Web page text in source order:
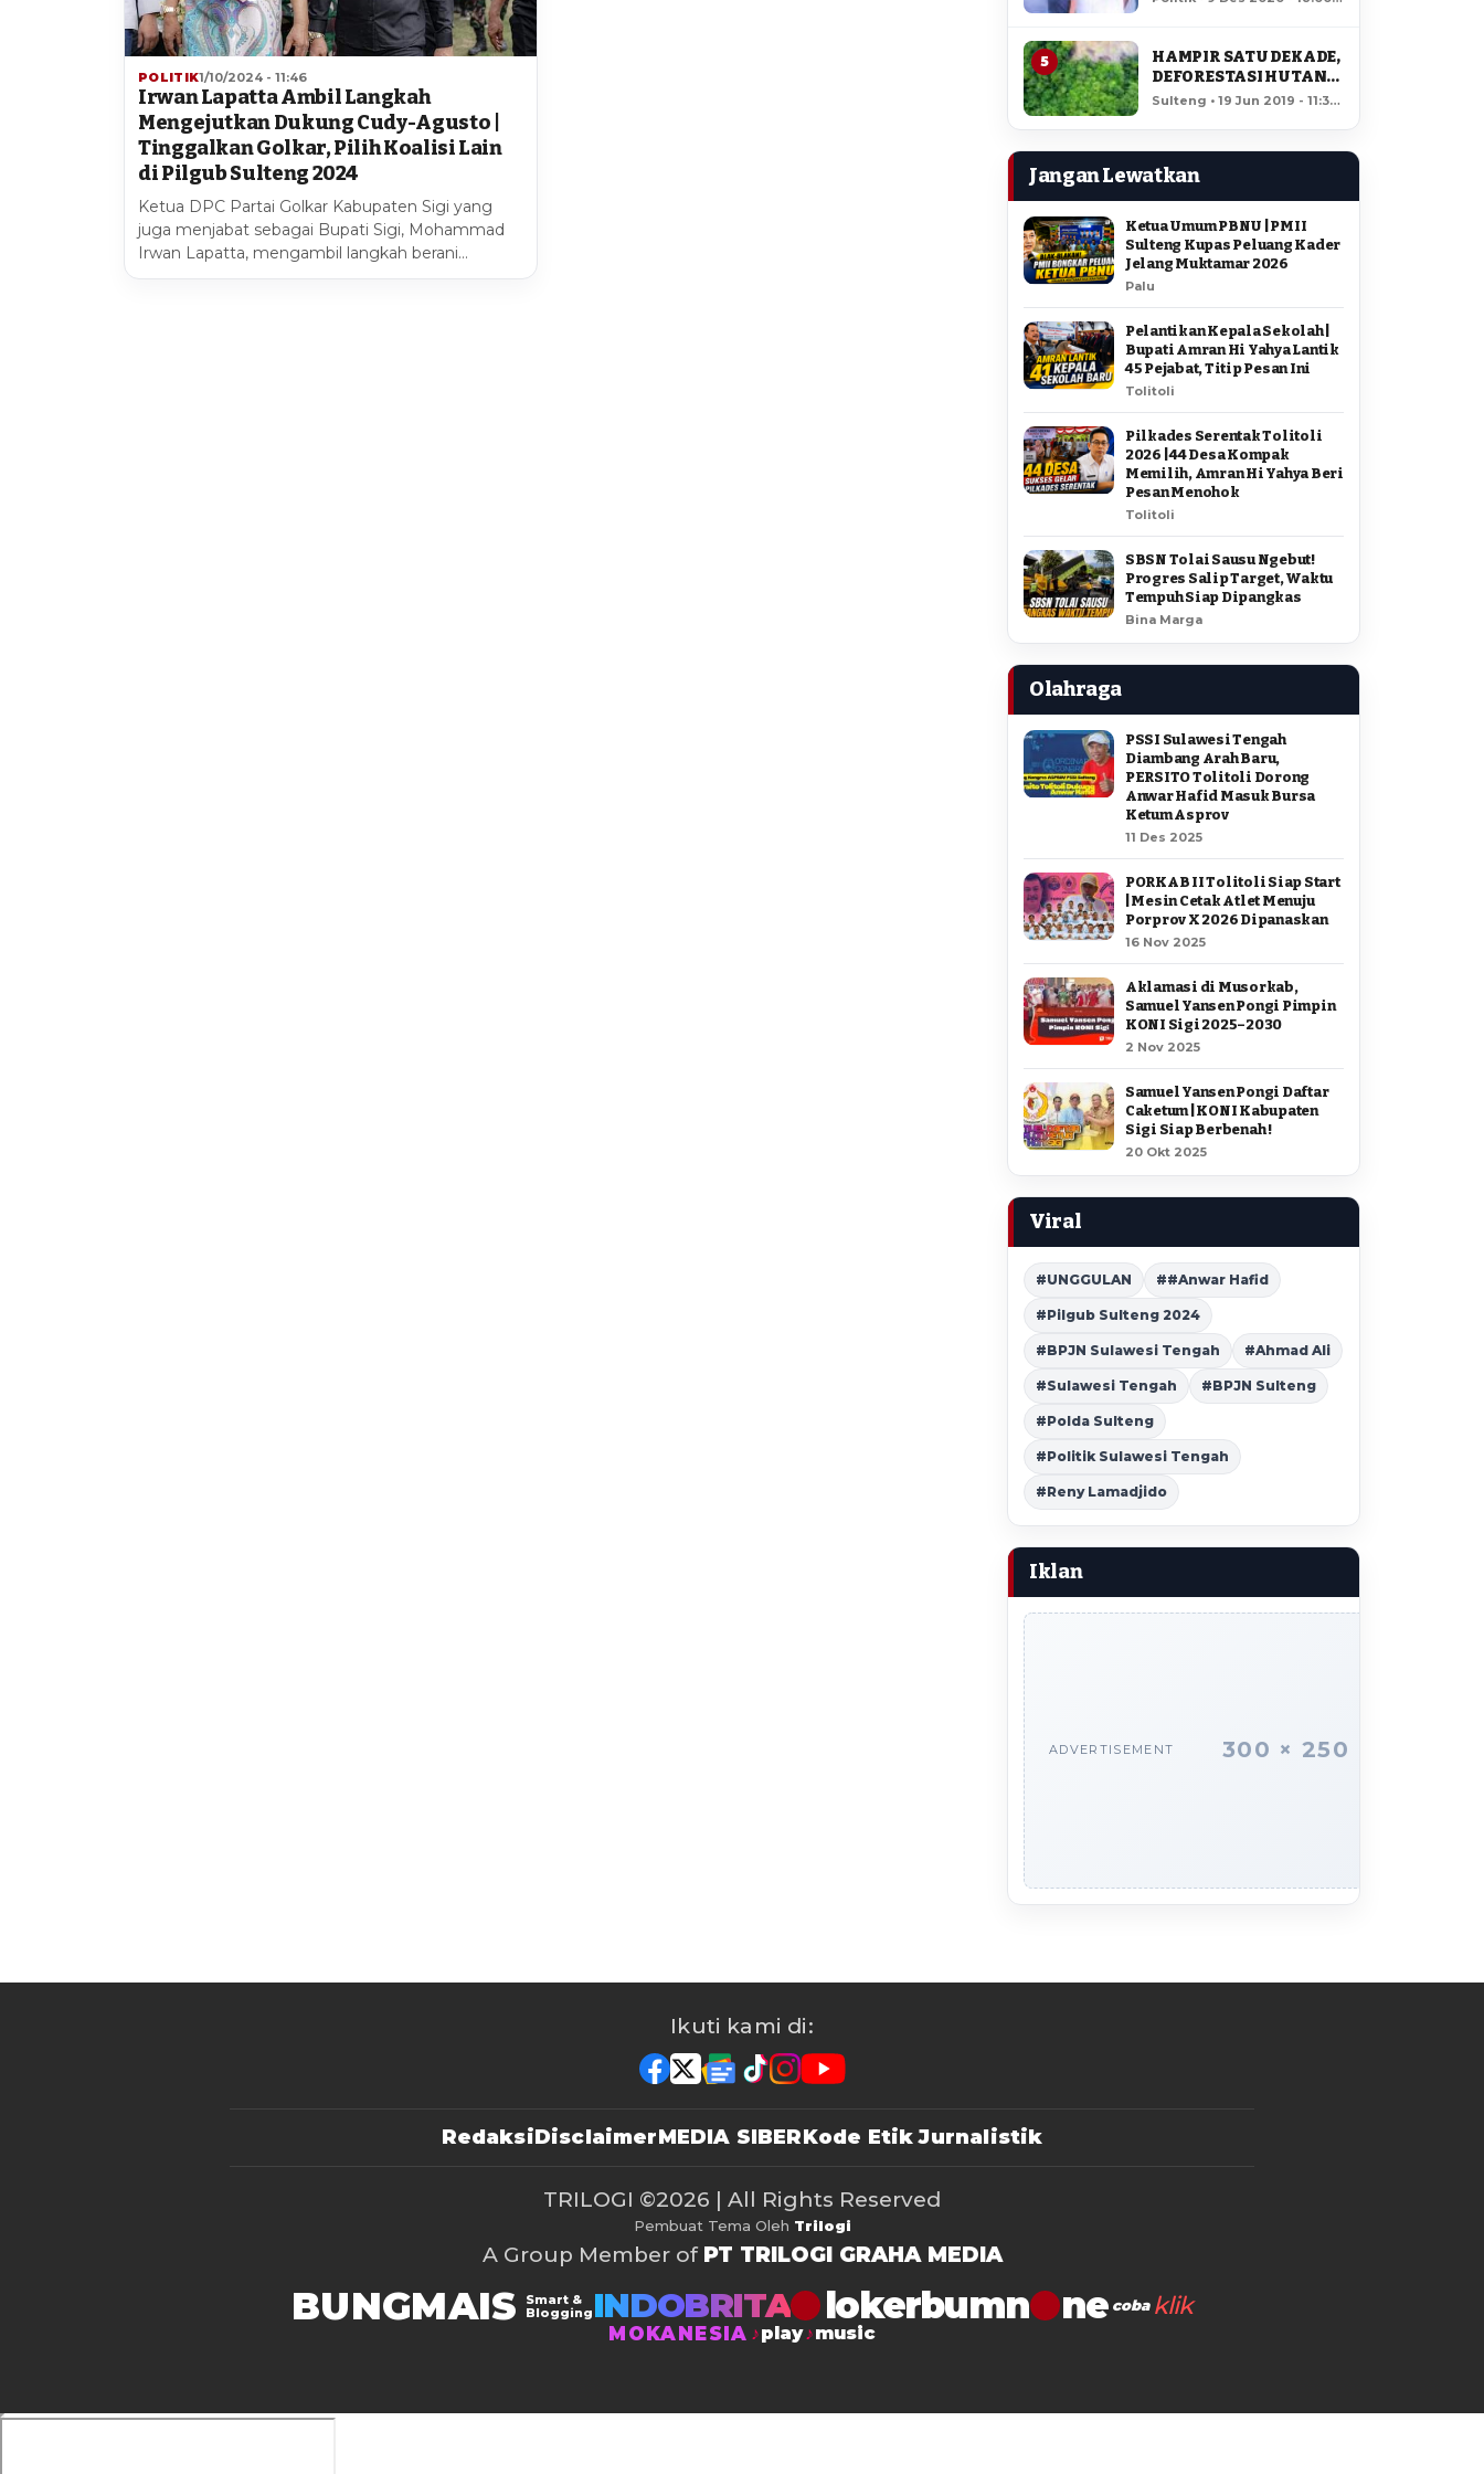
POLITIK1/10/2024 - 11:46
Irwan Lapatta Ambil Langkah
Mengejutkan Dukung Cudy-Agusto |
Tinggalkan Golkar, Pilih Koalisi Lain
di Pilgub Sulteng 2024
Ketua DPC Partai Golkar Kabupaten Sigi yang
juga menjabat sebagai Bupati Sigi, Mohammad
Irwan Lapatta, mengambil langkah berani…
5
HAMPIR SATU DEKADE,
DEFORESTASI HUTAN
LORE LINDU MENCAPAI
Sulteng • 19 Jun 2019 - 11:34
Jangan Lewatkan
Ketua Umum PBNU | PMII
Sulteng Kupas Peluang Kader
Jelang Muktamar 2026
Palu
Pelantikan Kepala Sekolah |
Bupati Amran Hi Yahya Lantik
45 Pejabat, Titip Pesan Ini
Tolitoli
Pilkades Serentak Tolitoli
2026 | 44 Desa Kompak
Memilih, Amran Hi Yahya Beri
Pesan Menohok
Tolitoli
SBSN Tolai Sausu Ngebut!
Progres Salip Target, Waktu
Tempuh Siap Dipangkas
Bina Marga
Olahraga
PSSI Sulawesi Tengah
Diambang Arah Baru,
PERSITO Tolitoli Dorong
Anwar Hafid Masuk Bursa
Ketum Asprov
11 Des 2025
PORKAB II Tolitoli Siap Start
| Mesin Cetak Atlet Menuju
Porprov X 2026 Dipanaskan
16 Nov 2025
Aklamasi di Musorkab,
Samuel Yansen Pongi Pimpin
KONI Sigi 2025–2030
2 Nov 2025
Samuel Yansen Pongi Daftar
Caketum | KONI Kabupaten
Sigi Siap Berbenah !
20 Okt 2025
Viral
#UNGGULAN ##Anwar Hafid
#Pilgub Sulteng 2024
#BPJN Sulawesi Tengah #Ahmad Ali
#Sulawesi Tengah #BPJN Sulteng
#Polda Sulteng
#Politik Sulawesi Tengah
#Reny Lamadjido
Iklan
ADVERTISEMENT 300 × 250
Ikuti kami di:
RedaksiDisclaimerMEDIA SIBERKode Etik Jurnalistik
TRILOGI ©2026 | All Rights Reserved
Pembuat Tema Oleh Trilogi
A Group Member of PT TRILOGI GRAHA MEDIA
BUNGMAIS
Smart &
Blogging INDOBRITA lokerbumn coba klik
MOKANESIA play music